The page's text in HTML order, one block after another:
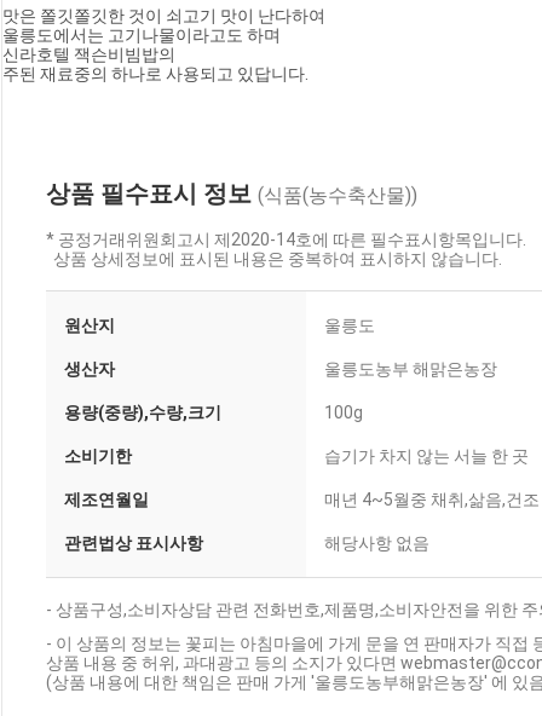
맛은 쫄깃쫄깃한 것이 쇠고기 맛이 난다하여
울릉도에서는 고기나물이라고도 하며
신라호텔 잭슨비빔밥의
주된 재료중의 하나로 사용되고 있답니다.
상품 필수표시 정보 (식품(농수축산물))
* 공정거래위원회고시 제2020-14호에 따른 필수표시항목입니다.
상품 상세정보에 표시된 내용은 중복하여 표시하지 않습니다.
원산지 울릉도
생산자 울릉도농부 해맑은농장
용량(중량),수량,크기 100g
소비기한 습기가 차지 않는 서늘 한 곳
제조연월일 매년 4~5월중 채취,삶음,건
관련법상 표시사항 해당사항 없음
- 상품구성,소비자상담 관련 전화번호,제품명,소비자안전을 위한
- 이 상품의 정보는 꽃피는 아침마을에 가게 문을 연 판매자가 직접
상품 내용 중 허위, 과대광고 등의 소지가 있다면
(상품 내용에 대한 책임은 판매 가게 '울릉도농부해맑은농장' 에 있